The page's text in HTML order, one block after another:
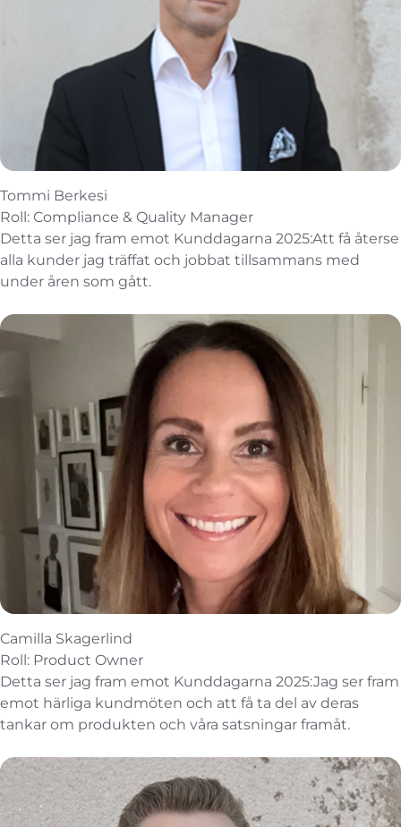
Tommi Berkesi
Roll: Compliance & Quality Manager
Detta ser jag fram emot Kunddagarna 2025:Att få återse
alla kunder jag träffat och jobbat tillsammans med
under åren som gått.
Camilla Skagerlind
Roll: Product Owner
Detta ser jag fram emot Kunddagarna 2025:Jag ser fram
emot härliga kundmöten och att få ta del av deras
tankar om produkten och våra satsningar framåt.